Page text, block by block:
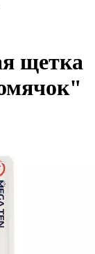
щетка